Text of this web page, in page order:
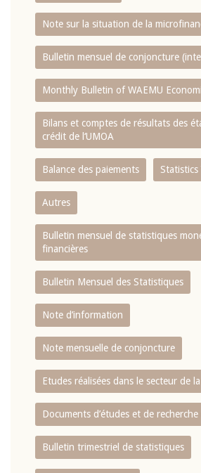
Note sur la situation de la
Bulletin mensuel de conjoncture
Monthly Bulletin of WAEMU
Bilans et comptes de résultats des
crédit de l‘UMOA
Balance des paiements Statistics
Autres
Bulletin mensuel de statistiques
financières
Bulletin Mensuel des Statistiques
Note d’information
Note mensuelle de conjoncture
Etudes réalisées dans le secteur de
Documents d’études et de recherche
Bulletin trimestriel de statistiques